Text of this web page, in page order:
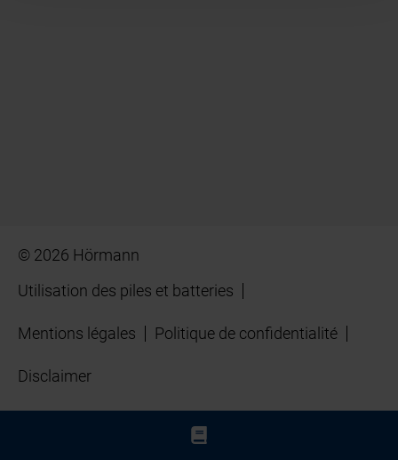
© 2026 Hörmann
Utilisation des piles et batteries
Mentions légales Politique de confidentialité
Disclaimer